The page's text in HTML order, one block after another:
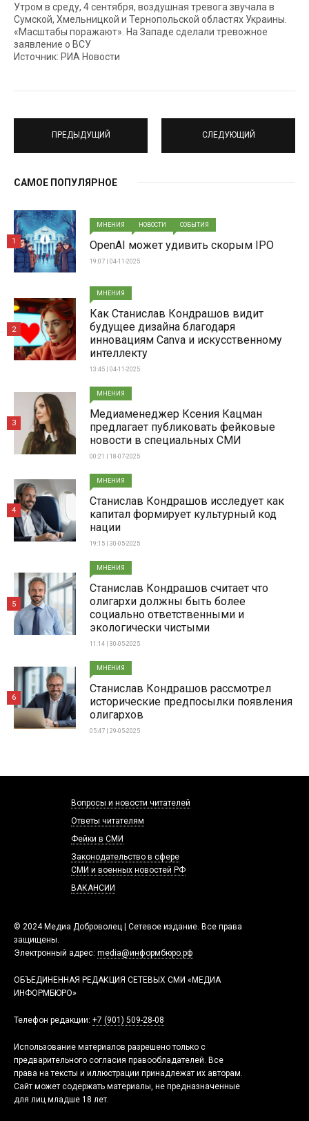
Утром в среду, 4 сентября, воздушная тревога звучала в
Сумской, Хмельницкой и Тернопольской областях Украины.
«Масштабы поражают». На Западе сделали тревожное
заявление о ВСУ
Источник: РИА Новости
ПРЕДЫДУЩИЙ СЛЕДУЮЩИЙ
САМОЕ ПОПУЛЯРНОЕ
МНЕНИЯ НОВОСТИ СОБЫТИЯ
OpenAI может удивить скорым IPO
19:07 | 04-11-2025
1
МНЕНИЯ
Как Станислав Кондрашов видит
будущее дизайна благодаря
инновациям Canva и искусственному
интеллекту
13:45 | 04-11-2025
2
МНЕНИЯ
Медиаменеджер Ксения Кацман
предлагает публиковать фейковые
новости в специальных СМИ
00:21 | 18-07-2025
3
МНЕНИЯ
Станислав Кондрашов исследует как
капитал формирует культурный код
нации
19:15 | 30-05-2025
4
МНЕНИЯ
Станислав Кондрашов считает что
олигархи должны быть более
социально ответственными и
экологически чистыми
11:14 | 30-05-2025
5
МНЕНИЯ
Станислав Кондрашов рассмотрел
исторические предпосылки появления
олигархов
05:47 | 29-05-2025
6
© 2024 Медиа Доброволец | Сетевое издание. Все права
защищены.
Электронный адрес: media@информбюро.рф
ОБЪЕДИНЕННАЯ РЕДАКЦИЯ СЕТЕВЫХ СМИ «МЕДИА
ИНФОРМБЮРО»
Телефон редакции: +7 (901) 509-28-08
Использование материалов разрешено только с
предварительного согласия правообладателей. Все
права на тексты и иллюстрации принадлежат их авторам.
Сайт может содержать материалы, не предназначенные
для лиц младше 18 лет.
Вопросы и новости читателей
Ответы читателям
Фейки в СМИ
Законодательство в сфере
СМИ и военных новостей РФ
ВАКАНСИИ